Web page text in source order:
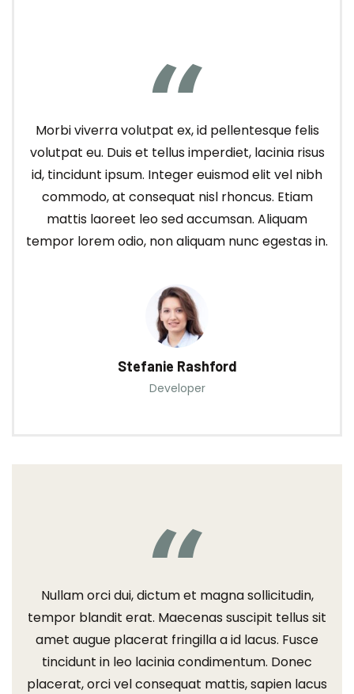
Morbi viverra volutpat ex, id pellentesque felis
volutpat eu. Duis et tellus imperdiet, lacinia risus
id, tincidunt ipsum. Integer euismod elit vel nibh
commodo, at consequat nisl rhoncus. Etiam
mattis laoreet leo sed accumsan. Aliquam
tempor lorem odio, non aliquam nunc egestas in.
Stefanie Rashford
Developer
Nullam orci dui, dictum et magna sollicitudin,
tempor blandit erat. Maecenas suscipit tellus sit
amet augue placerat fringilla a id lacus. Fusce
tincidunt in leo lacinia condimentum. Donec
placerat, orci vel consequat mattis, sapien lacus